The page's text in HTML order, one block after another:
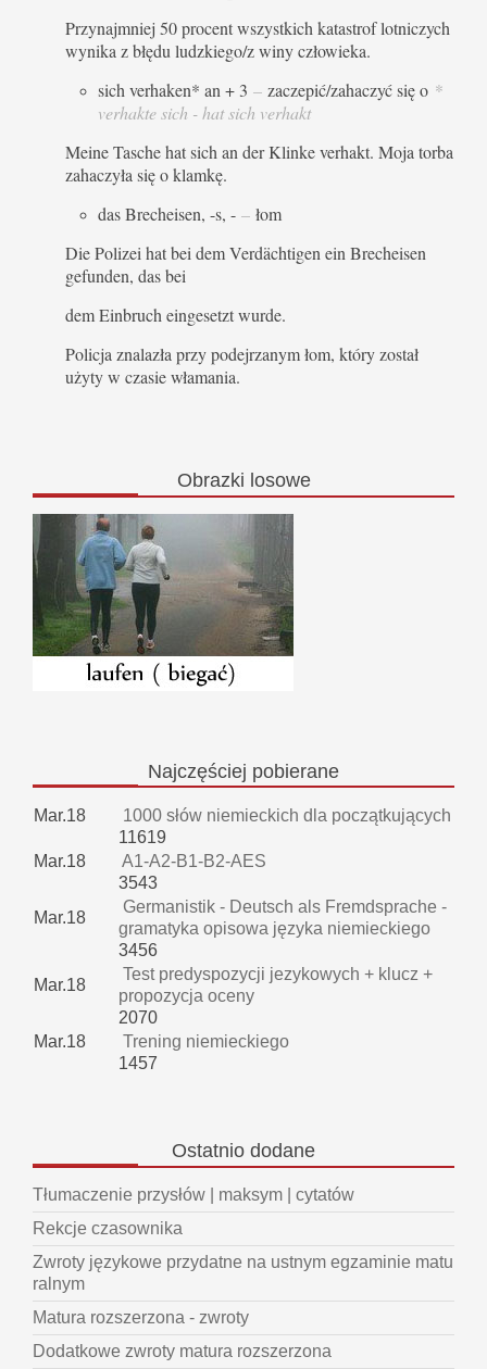
Przynajmniej 50 procent wszystkich katastrof lotniczych
wynika z błędu ludzkiego/z winy człowieka.
sich verhaken* an + 3 – zaczepić/zahaczyć się o *
verhakte sich - hat sich verhakt
Meine Tasche hat sich an der Klinke verhakt. Moja torba
zahaczyła się o klamkę.
das Brecheisen, -s, - – łom
Die Polizei hat bei dem Verdächtigen ein Brecheisen
gefunden, das bei
dem Einbruch eingesetzt wurde.
Policja znalazła przy podejrzanym łom, który został
użyty w czasie włamania.
Obrazki losowe
Najczęściej pobierane
Mar.18
1000 słów niemieckich dla początkujących
11619
Mar.18
A1-A2-B1-B2-AES
3543
Mar.18
Germanistik - Deutsch als Fremdsprache -
gramatyka opisowa języka niemieckiego
3456
Mar.18
Test predyspozycji jezykowych + klucz +
propozycja oceny
2070
Mar.18
Trening niemieckiego
1457
Ostatnio dodane
Tłumaczenie przysłów | maksym | cytatów
Rekcje czasownika
Zwroty językowe przydatne na ustnym egzaminie matu
ralnym
Matura rozszerzona - zwroty
Dodatkowe zwroty matura rozszerzona